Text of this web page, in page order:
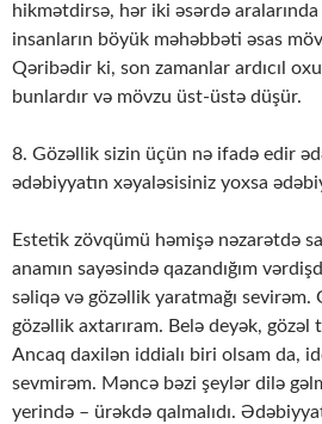
hikmətdirsə, hər iki əsərdə
insanların böyük məhəbbəti əsas
Qəribədir ki, son zamanlar ardıcıl
bunlardır və mövzu üst-üstə düşür.
8. Gözəllik sizin üçün nə ifadə edir
ədəbiyyatın xəyaləsisiniz yoxsa
Estetik zövqümü həmişə nəzarətdə
anamın sayəsində qazandığım
səliqə və gözəllik yaratmağı
gözəllik axtarıram. Belə deyək, gözəl
Ancaq daxilən iddialı biri olsam da,
sevmirəm. Məncə bəzi şeylər dilə
yerində – ürəkdə qalmalıdı.